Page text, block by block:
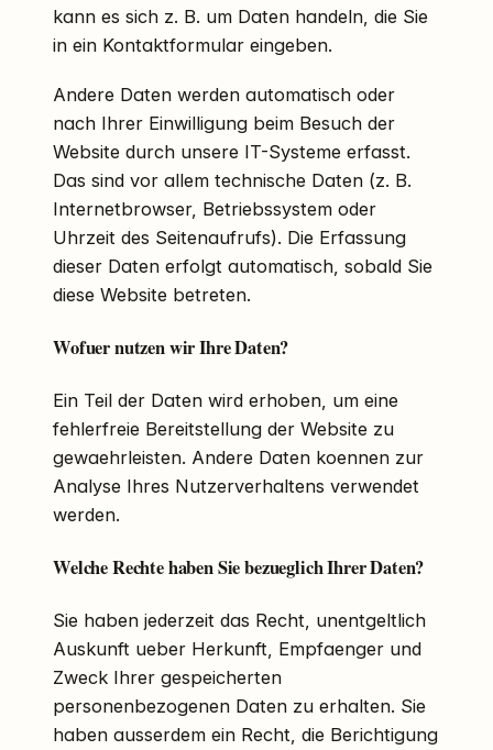
kann es sich z. B. um Daten handeln, die Sie
in ein Kontaktformular eingeben.
Andere Daten werden automatisch oder
nach Ihrer Einwilligung beim Besuch der
Website durch unsere IT-Systeme erfasst.
Das sind vor allem technische Daten (z. B.
Internetbrowser, Betriebssystem oder
Uhrzeit des Seitenaufrufs). Die Erfassung
dieser Daten erfolgt automatisch, sobald Sie
diese Website betreten.
Wofuer nutzen wir Ihre Daten?
Ein Teil der Daten wird erhoben, um eine
fehlerfreie Bereitstellung der Website zu
gewaehrleisten. Andere Daten koennen zur
Analyse Ihres Nutzerverhaltens verwendet
werden.
Welche Rechte haben Sie bezueglich Ihrer Daten?
Sie haben jederzeit das Recht, unentgeltlich
Auskunft ueber Herkunft, Empfaenger und
Zweck Ihrer gespeicherten
personenbezogenen Daten zu erhalten. Sie
haben ausserdem ein Recht, die Berichtigung